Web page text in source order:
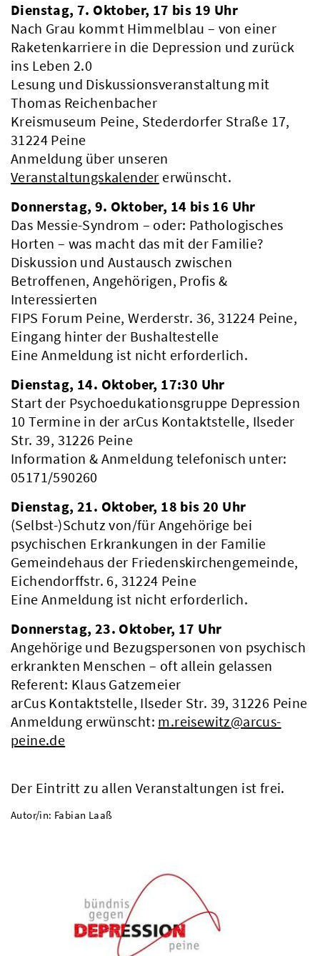
Dienstag, 7. Oktober, 17 bis 19 Uhr
Nach Grau kommt Himmelblau – von einer
Raketenkarriere in die Depression und zurück
ins Leben 2.0
Lesung und Diskussionsveranstaltung mit
Thomas Reichenbacher
Kreismuseum Peine, Stederdorfer Straße 17,
31224 Peine
Anmeldung über unseren
Veranstaltungskalender erwünscht.
Donnerstag, 9. Oktober, 14 bis 16 Uhr
Das Messie-Syndrom – oder: Pathologisches
Horten – was macht das mit der Familie?
Diskussion und Austausch zwischen
Betroffenen, Angehörigen, Profis &
Interessierten
FIPS Forum Peine, Werderstr. 36, 31224 Peine,
Eingang hinter der Bushaltestelle
Eine Anmeldung ist nicht erforderlich.
Dienstag, 14. Oktober, 17:30 Uhr
Start der Psychoedukationsgruppe Depression
10 Termine in der arCus Kontaktstelle, Ilseder
Str. 39, 31226 Peine
Information & Anmeldung telefonisch unter:
05171/590260
Dienstag, 21. Oktober, 18 bis 20 Uhr
(Selbst-)Schutz von/für Angehörige bei
psychischen Erkrankungen in der Familie
Gemeindehaus der Friedenskirchengemeinde,
Eichendorffstr. 6, 31224 Peine
Eine Anmeldung ist nicht erforderlich.
Donnerstag, 23. Oktober, 17 Uhr
Angehörige und Bezugspersonen von psychisch
erkrankten Menschen – oft allein gelassen
Referent: Klaus Gatzemeier
arCus Kontaktstelle, Ilseder Str. 39, 31226 Peine
Anmeldung erwünscht: m.reisewitz@arcus-
peine.de
Der Eintritt zu allen Veranstaltungen ist frei.
Autor/in: Fabian Laaß